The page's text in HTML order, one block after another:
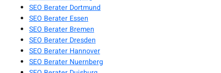
SEO Berater Dortmund
SEO Berater Essen
SEO Berater Bremen
SEO Berater Dresden
SEO Berater Hannover
SEO Berater Nuernberg